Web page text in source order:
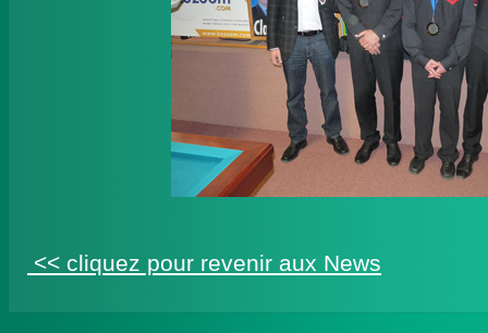
<< cliquez pour revenir aux News